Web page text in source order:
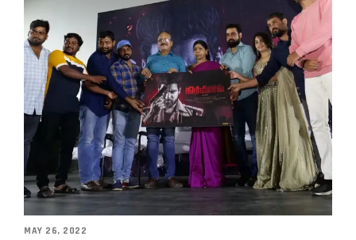
MAY 26, 2022